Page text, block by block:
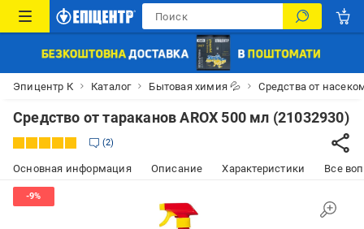
Эпицентр К Каталог Бытовая химия 💦 Средства от
Средство от тараканов AROX 500 мл (21032930)
2
Основная информация Описание Характеристики Все